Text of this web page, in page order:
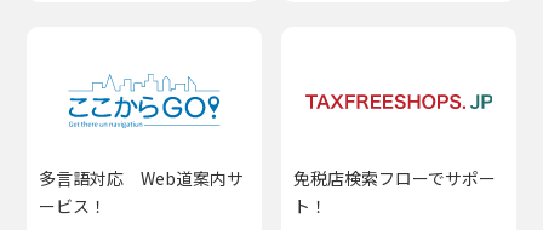
多言語対応 Web道案内サ
ービス！
免税店検索フローでサポー
ト！